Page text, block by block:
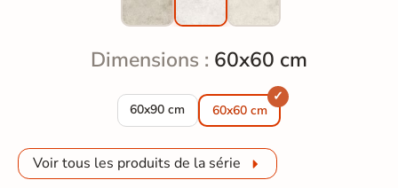
Dimensions : 60x60 cm
60x90 cm
Dalle extérieur Lara blanc grisé 2.0 R11 60x90
60x60 cm
Voir tous les produits de la série